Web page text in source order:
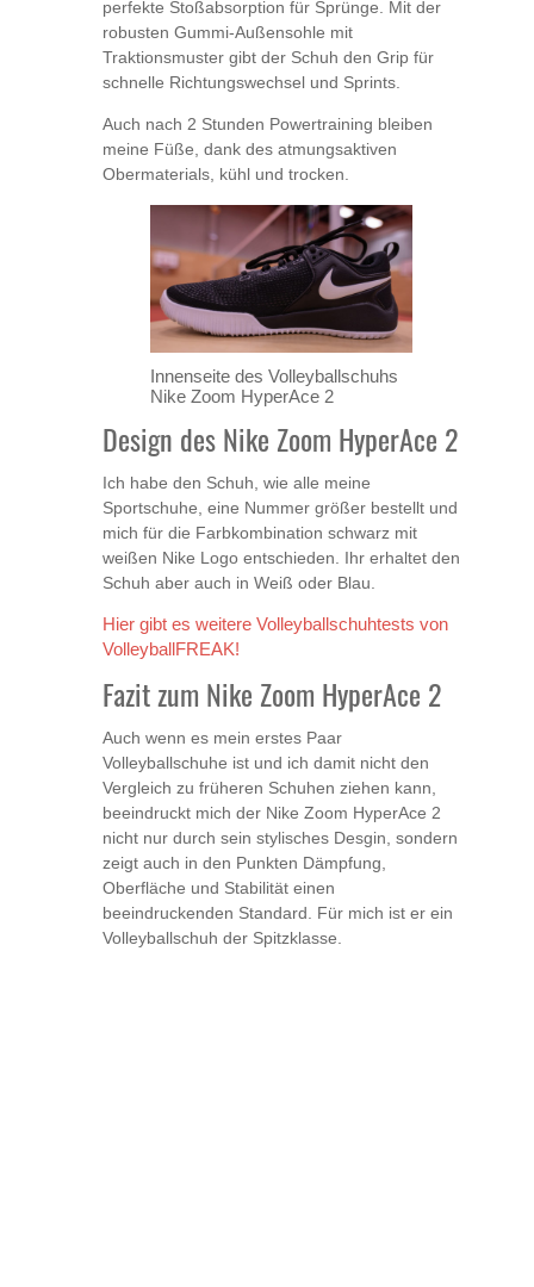
perfekte Stoßabsorption für Sprünge. Mit der
robusten Gummi-Außensohle mit
Traktionsmuster gibt der Schuh den Grip für
schnelle Richtungswechsel und Sprints.
Auch nach 2 Stunden Powertraining bleiben
meine Füße, dank des atmungsaktiven
Obermaterials, kühl und trocken.
Innenseite des Volleyballschuhs
Nike Zoom HyperAce 2
Design des Nike Zoom HyperAce 2
Ich habe den Schuh, wie alle meine
Sportschuhe, eine Nummer größer bestellt und
mich für die Farbkombination schwarz mit
weißen Nike Logo entschieden. Ihr erhaltet den
Schuh aber auch in Weiß oder Blau.
Hier gibt es weitere Volleyballschuhtests von
VolleyballFREAK!
Fazit zum Nike Zoom HyperAce 2
Auch wenn es mein erstes Paar
Volleyballschuhe ist und ich damit nicht den
Vergleich zu früheren Schuhen ziehen kann,
beeindruckt mich der Nike Zoom HyperAce 2
nicht nur durch sein stylisches Desgin, sondern
zeigt auch in den Punkten Dämpfung,
Oberfläche und Stabilität einen
beeindruckenden Standard. Für mich ist er ein
Volleyballschuh der Spitzklasse.